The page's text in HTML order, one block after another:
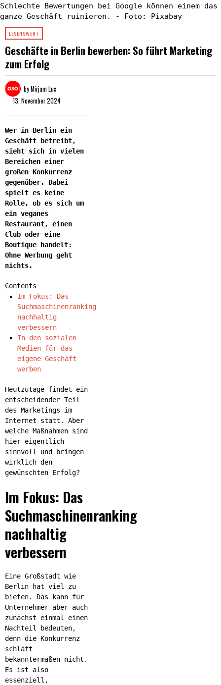
Schlechte Bewertungen bei Google können einem das
ganze Geschäft ruinieren. - Foto: Pixabay
LESENSWERT
Geschäfte in Berlin bewerben: So führt Marketing
zum Erfolg
byMirjam Lux
13. November 2024
Wer in Berlin ein
Geschäft betreibt,
sieht sich in vielen
Bereichen einer
großen Konkurrenz
gegenüber. Dabei
spielt es keine
Rolle, ob es sich um
ein veganes
Restaurant, einen
Club oder eine
Boutique handelt:
Ohne Werbung geht
nichts.
Contents
Im Fokus: Das
Suchmaschinenranking
nachhaltig
verbessern
In den sozialen
Medien für das
eigene Geschäft
werben
Heutzutage findet ein
entscheidender Teil
des Marketings im
Internet statt. Aber
welche Maßnahmen sind
hier eigentlich
sinnvoll und bringen
wirklich den
gewünschten Erfolg?
Im Fokus: Das
Suchmaschinenranking
nachhaltig
verbessern
Eine Großstadt wie
Berlin hat viel zu
bieten. Das kann für
Unternehmer aber auch
zunächst einmal einen
Nachteil bedeuten,
denn die Konkurrenz
schläft
bekanntermaßen nicht.
Es ist also
essenziell,